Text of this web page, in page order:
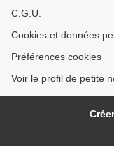
C.G.U.
Cookies et données
Préférences cookies
Voir le profil de petite